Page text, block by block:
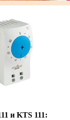
и KTS 111: